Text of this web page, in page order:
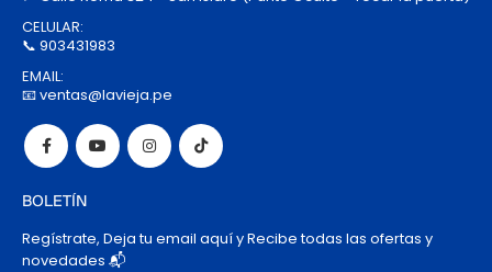
CELULAR:
📞 903431983
EMAIL:
📧 ventas@lavieja.pe
BOLETÍN
Regístrate, Deja tu email aquí y Recibe todas las ofertas y
novedades 📬